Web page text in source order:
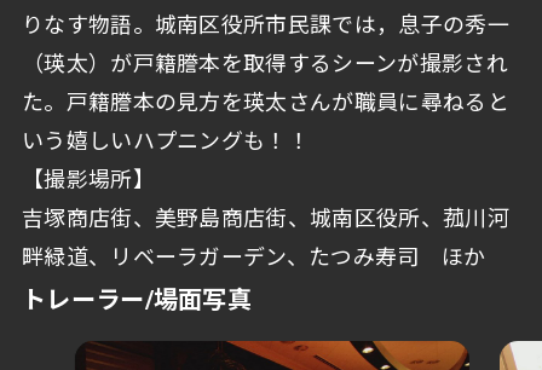
りなす物語。城南区役所市民課では，息子の秀一
（瑛太）が戸籍謄本を取得するシーンが撮影され
た。戸籍謄本の見方を瑛太さんが職員に尋ねると
いう嬉しいハプニングも！！
【撮影場所】
吉塚商店街、美野島商店街、城南区役所、菰川河
畔緑道、リベーラガーデン、たつみ寿司 ほか
トレーラー/場面写真